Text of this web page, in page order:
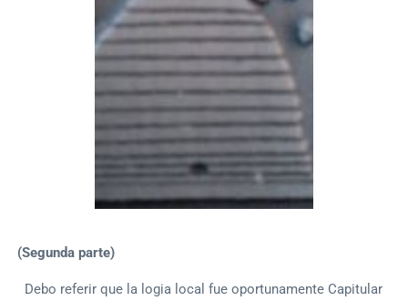
(Segunda parte)
Debo referir que la logia local fue oportunamente Capitular